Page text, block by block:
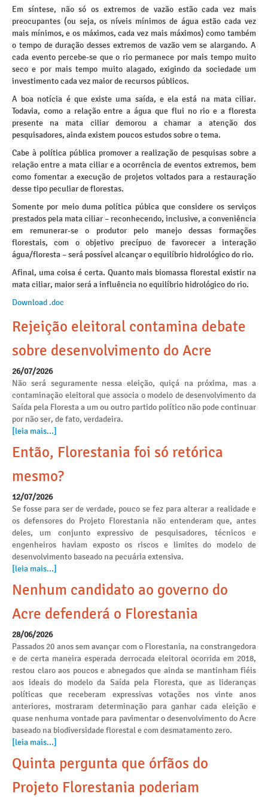
Em síntese, não só os extremos de vazão estão cada vez mais
preocupantes (ou seja, os níveis mínimos de água estão cada vez
mais mínimos, e os máximos, cada vez mais máximos) como também
o tempo de duração desses extremos de vazão vem se alargando. A
cada evento percebe-se que o rio permanece por mais tempo muito
seco e por mais tempo muito alagado, exigindo da sociedade um
investimento cada vez maior de recursos públicos.
A boa notícia é que existe uma saída, e ela está na mata ciliar.
Todavia, como a relação entre a água que flui no rio e a floresta
presente na mata ciliar demorou a chamar a atenção dos
pesquisadores, ainda existem poucos estudos sobre o tema.
Cabe à política pública promover a realização de pesquisas sobre a
relação entre a mata ciliar e a ocorrência de eventos extremos, bem
como fomentar a execução de projetos voltados para a restauração
desse tipo peculiar de florestas.
Somente por meio duma política púbica que considere os serviços
prestados pela mata ciliar – reconhecendo, inclusive, a conveniência
em remunerar-se o produtor pelo manejo dessas formações
florestais, com o objetivo precípuo de favorecer a interação
água/floresta – será possível alcançar o equilíbrio hidrológico do rio.
Afinal, uma coisa é certa. Quanto mais biomassa florestal existir na
mata ciliar, maior será a influência no equilíbrio hidrológico do rio.
Download .doc
Rejeição eleitoral contamina debate
sobre desenvolvimento do Acre
26/07/2026
Não será seguramente nessa eleição, quiçá na próxima, mas a
contaminação eleitoral que associa o modelo de desenvolvimento da
Saída pela Floresta a um ou outro partido político não pode continuar
por não ser, de fato, verdadeira.
[leia mais...]
Então, Florestania foi só retórica
mesmo?
12/07/2026
Se fosse para ser de verdade, pouco se fez para alterar a realidade e
os defensores do Projeto Florestania não entenderam que, antes
deles, um conjunto expressivo de pesquisadores, técnicos e
engenheiros haviam exposto os riscos e limites do modelo de
desenvolvimento baseado na pecuária extensiva.
[leia mais...]
Nenhum candidato ao governo do
Acre defenderá o Florestania
28/06/2026
Passados 20 anos sem avançar com o Florestania, na constrangedora
e de certa maneira esperada derrocada eleitoral ocorrida em 2018,
restou claro aos poucos e abnegados que ainda se mantinham fiéis
aos ideais do modelo da Saída pela Floresta, que as lideranças
políticas que receberam expressivas votações nos vinte anos
anteriores, mostraram determinação para ganhar cada eleição e
quase nenhuma vontade para pavimentar o desenvolvimento do Acre
baseado na biodiversidade florestal e com desmatamento zero.
[leia mais...]
Quinta pergunta que órfãos do
Projeto Florestania poderiam